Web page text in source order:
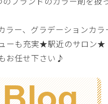
ラー、グラデーションカラ
ーも充実★駅近のサロン★
お任せ下さい♪